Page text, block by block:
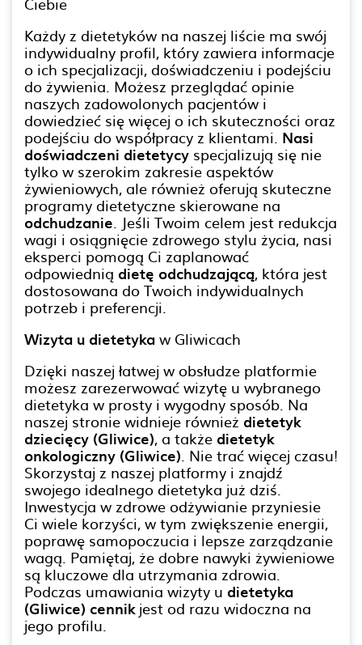
Każdy z dietetyków na naszej liście ma swój
indywidualny profil, który zawiera informacje
o ich specjalizacji, doświadczeniu i podejściu
do żywienia. Możesz przeglądać opinie
naszych zadowolonych pacjentów i
dowiedzieć się więcej o ich skuteczności oraz
podejściu do współpracy z klientami. Nasi
doświadczeni dietetycy specjalizują się nie
tylko w szerokim zakresie aspektów
żywieniowych, ale również oferują skuteczne
programy dietetyczne skierowane na
odchudzanie. Jeśli Twoim celem jest redukcja
wagi i osiągnięcie zdrowego stylu życia, nasi
eksperci pomogą Ci zaplanować
odpowiednią dietę odchudzającą, która jest
dostosowana do Twoich indywidualnych
potrzeb i preferencji.
Wizyta u dietetykaw Gliwicach
Dzięki naszej łatwej w obsłudze platformie
możesz zarezerwować wizytę u wybranego
dietetyka w prosty i wygodny sposób. Na
naszej stronie widnieje również dietetyk
dziecięcy (Gliwice), a także dietetyk
onkologiczny (Gliwice). Nie trać więcej czasu!
Skorzystaj z naszej platformy i znajdź
swojego idealnego dietetyka już dziś.
Inwestycja w zdrowe odżywianie przyniesie
Ci wiele korzyści, w tym zwiększenie energii,
poprawę samopoczucia i lepsze zarządzanie
wagą. Pamiętaj, że dobre nawyki żywieniowe
są kluczowe dla utrzymania zdrowia.
Podczas umawiania wizyty u dietetyka
(Gliwice) cennikjest od razu widoczna na
jego profilu.